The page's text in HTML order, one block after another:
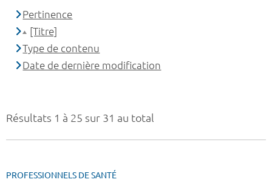
Résultats 1 à 25 sur 31 au total
PROFESSIONNELS DE SANTÉ
Pertinence
[Titre]
Type de contenu
Date de dernière modification